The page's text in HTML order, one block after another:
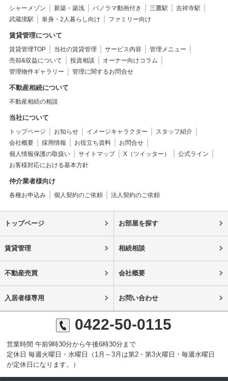
シャーメゾン 新築・築浅 パノラマ動画付き 三鷹駅
吉祥寺駅
武蔵境駅
単身・2人暮らし向け ファミリー向け
賃貸管理について
賃貸管理TOP 当社の賃貸管理 サービス内容
管理メニュー
売却&収益について
投資相談
オーナー向けコラム
管理物件ギャラリー
管理に関するお問合せ
不動産相続について
不動産相続の相談
当社について
トップページ お知らせ イメージキャラクター
スタッフ紹介
会社概要
採用情報 お役立ち資料
お問合せ
個人情報保護の取扱い
サイトマップ X（ツイッター）
公式ライン
お客様対応における基本方針
仲介業者様向け
各種お申込み 個人契約のご依頼 法人契約のご依頼
トップページ お部屋を探す
賃貸管理 相続相談
不動産売買 会社概要
入居者様専用 お問い合わせ
0422-50-0115
営業時間 午前9時30分から午後6時30分まで
定休日 毎週火曜日・水曜日（1月～3月は第2・第3火曜日・毎週水曜日
が定休日になります。）